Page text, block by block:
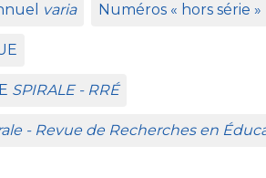
varia Numéros « hors série »
SPIRALE- RRÉ
- Revue de Recherches en